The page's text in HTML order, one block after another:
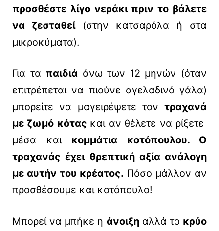
προσθέστε λίγο νεράκι πριν το βάλετε
να ζεσταθεί(στην κατσαρόλα ή στα
μικροκύματα).
Για τα παιδιά άνω των 12 μηνών (όταν
επιτρέπεται να πιούνε αγελαδινό γάλα)
μπορείτε να μαγειρέψετε τον τραχανά
με ζωμό κότας και αν θέλετε να ρίξετε
μέσα και κομμάτια κοτόπουλου. Ο
τραχανάς έχει θρεπτική αξία ανάλογη
με αυτήν του κρέατος. Πόσο μάλλον αν
προσθέσουμε και κοτόπουλο!
Μπορεί να μπήκε η άνοιξηαλλά το κρύο